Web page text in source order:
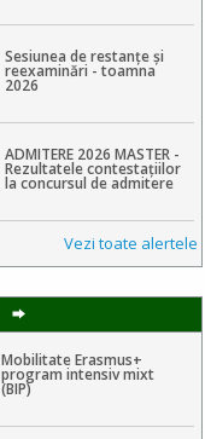
Sesiunea de restanțe și
reexaminări - toamna
2026
ADMITERE 2026 MASTER -
Rezultatele contestaţiilor
la concursul de admitere
Vezi toate alertele
Mobilitate Erasmus+
program intensiv mixt
(BIP)